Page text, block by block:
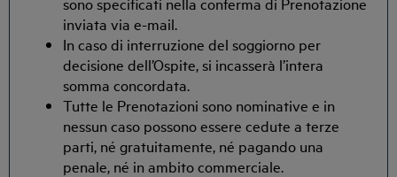
inviata via e-mail.
In caso di interruzione del soggiorno per
decisione dell’Ospite, si incasserà l’intera
somma concordata.
Tutte le Prenotazioni sono nominative e in
nessun caso possono essere cedute a terze
parti, né gratuitamente, né pagando una
penale, né in ambito commerciale.